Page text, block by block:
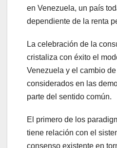
en Venezuela, un país
dependiente de la renta
La celebración de la
cristaliza con éxito el
Venezuela y el cambio
considerados en las
parte del sentido común.
El primero de los
tiene relación con el
consenso existente en